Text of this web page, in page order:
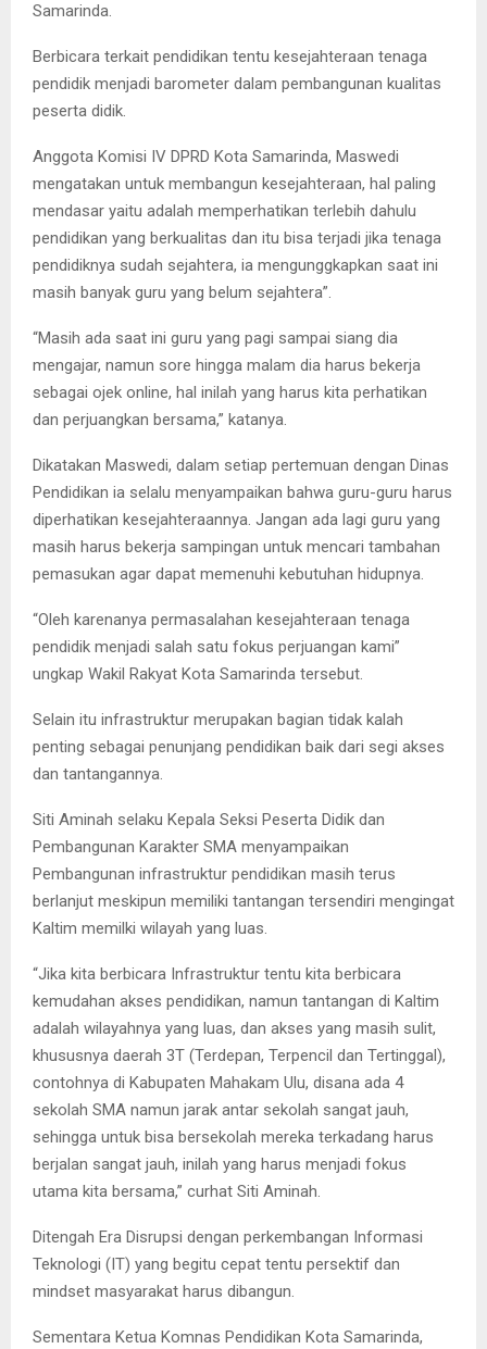
Samarinda.
Berbicara terkait pendidikan tentu kesejahteraan tenaga
pendidik menjadi barometer dalam pembangunan kualitas
peserta didik.
Anggota Komisi IV DPRD Kota Samarinda, Maswedi
mengatakan untuk membangun kesejahteraan, hal paling
mendasar yaitu adalah memperhatikan terlebih dahulu
pendidikan yang berkualitas dan itu bisa terjadi jika tenaga
pendidiknya sudah sejahtera, ia mengunggkapkan saat ini
masih banyak guru yang belum sejahtera”.
“Masih ada saat ini guru yang pagi sampai siang dia
mengajar, namun sore hingga malam dia harus bekerja
sebagai ojek online, hal inilah yang harus kita perhatikan
dan perjuangkan bersama,” katanya.
Dikatakan Maswedi, dalam setiap pertemuan dengan Dinas
Pendidikan ia selalu menyampaikan bahwa guru-guru harus
diperhatikan kesejahteraannya. Jangan ada lagi guru yang
masih harus bekerja sampingan untuk mencari tambahan
pemasukan agar dapat memenuhi kebutuhan hidupnya.
“Oleh karenanya permasalahan kesejahteraan tenaga
pendidik menjadi salah satu fokus perjuangan kami”
ungkap Wakil Rakyat Kota Samarinda tersebut.
Selain itu infrastruktur merupakan bagian tidak kalah
penting sebagai penunjang pendidikan baik dari segi akses
dan tantangannya.
Siti Aminah selaku Kepala Seksi Peserta Didik dan
Pembangunan Karakter SMA menyampaikan
Pembangunan infrastruktur pendidikan masih terus
berlanjut meskipun memiliki tantangan tersendiri mengingat
Kaltim memilki wilayah yang luas.
“Jika kita berbicara Infrastruktur tentu kita berbicara
kemudahan akses pendidikan, namun tantangan di Kaltim
adalah wilayahnya yang luas, dan akses yang masih sulit,
khususnya daerah 3T (Terdepan, Terpencil dan Tertinggal),
contohnya di Kabupaten Mahakam Ulu, disana ada 4
sekolah SMA namun jarak antar sekolah sangat jauh,
sehingga untuk bisa bersekolah mereka terkadang harus
berjalan sangat jauh, inilah yang harus menjadi fokus
utama kita bersama,” curhat Siti Aminah.
Ditengah Era Disrupsi dengan perkembangan Informasi
Teknologi (IT) yang begitu cepat tentu persektif dan
mindset masyarakat harus dibangun.
Sementara Ketua Komnas Pendidikan Kota Samarinda,